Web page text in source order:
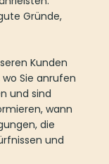
Gründe,
Kunden
Sie anrufen
und sind
wann
die
und